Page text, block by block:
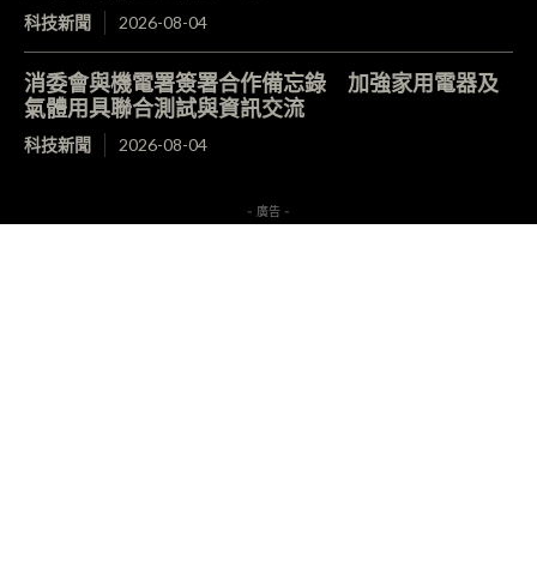
科技新聞 2026-08-04
消委會與機電署簽署合作備忘錄 加強家用電器及
氣體用具聯合測試與資訊交流
科技新聞 2026-08-04
- 廣告 -